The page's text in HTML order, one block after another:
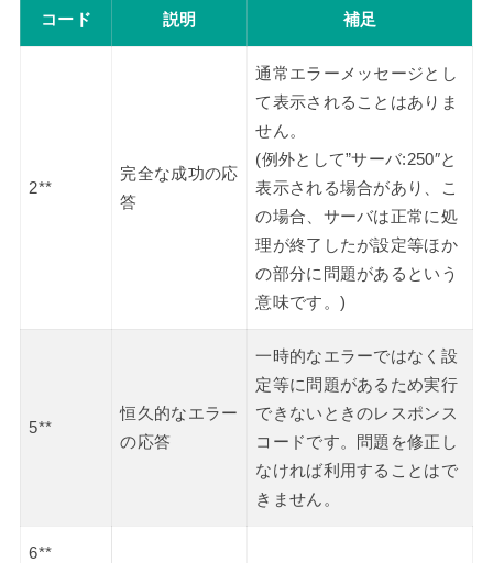
コード 説明 補足
2**
完全な成功の応
答
通常エラーメッセージとし
て表示されることはありま
せん。
(例外として”サーバ:250″と
表示される場合があり、こ
の場合、サーバは正常に処
理が終了したが設定等ほか
の部分に問題があるという
意味です。)
5**
恒久的なエラー
の応答
一時的なエラーではなく設
定等に問題があるため実行
できないときのレスポンス
コードです。問題を修正し
なければ利用することはで
きません。
6**